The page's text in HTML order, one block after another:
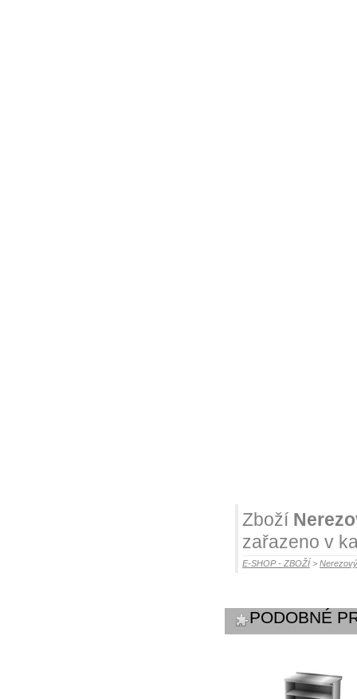
Zboží
zařazeno v
E-SHOP - ZBOŽÍ >
PODOBNÉ